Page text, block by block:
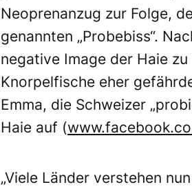
Neoprenanzug zur Folge,
genannten „Probebiss“.
negative Image der Haie
Knorpelfische eher
Emma, die Schweizer
Haie auf (
„Viele Länder verstehen